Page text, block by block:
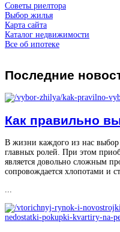
Советы риелтора
Выбор жилья
Карта сайта
Каталог недвижимости
Все об ипотеке
Последние
Как правильно
В жизни каждого из нас выбор
главных ролей. При этом
является довольно сложным
сопровождается хлопотами и
...